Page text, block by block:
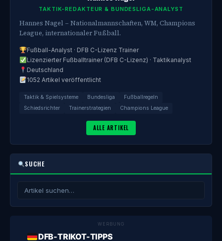
TAKTIK-REDAKTEUR & BUNDESLIGA-ANALYST
Hannes Nagel – Nationalmannschaften, WM, Champions
League, internationaler Fußball.
Fußball-Analyst · DFB C-Lizenz Trainer
Lizenzierter Fußballtrainer (DFB C-Lizenz) · Taktikanalyst
Deutschland
1052 Artikel veröffentlicht
Taktik & Spielsysteme Bundesliga
Fußballregeln
Schiedsrichter
Trainerstrategien Champions League
ALLE ARTIKEL
SUCHE
WERBUNG
DFB-TRIKOT-TIPPS